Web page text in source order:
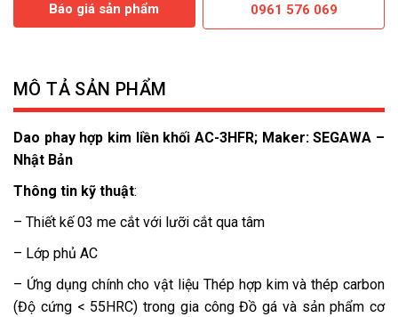
Báo giá sản phẩm 0961 576 069
MÔ TẢ SẢN PHẨM
Dao phay hợp kim liền khối AC-3HFR; Maker: SEGAWA –
Nhật Bản
Thông tin kỹ thuật:
– Thiết kế 03 me cắt với lưỡi cắt qua tâm
– Lớp phủ AC
– Ứng dụng chính cho vật liệu Thép hợp kim và thép carbon
(Độ cứng < 55HRC) trong gia công Đồ gá và sản phẩm cơ